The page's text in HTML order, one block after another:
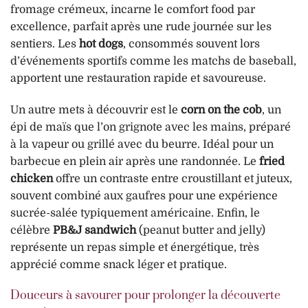
fromage crémeux, incarne le comfort food par
excellence, parfait après une rude journée sur les
sentiers. Les hot dogs, consommés souvent lors
d’événements sportifs comme les matchs de baseball,
apportent une restauration rapide et savoureuse.
Un autre mets à découvrir est le corn on the cob, un
épi de maïs que l’on grignote avec les mains, préparé
à la vapeur ou grillé avec du beurre. Idéal pour un
barbecue en plein air après une randonnée. Le fried
chickenoffre un contraste entre croustillant et juteux,
souvent combiné aux gaufres pour une expérience
sucrée-salée typiquement américaine. Enfin, le
célèbre PB&J sandwich(peanut butter and jelly)
représente un repas simple et énergétique, très
apprécié comme snack léger et pratique.
Douceurs à savourer pour prolonger la découverte